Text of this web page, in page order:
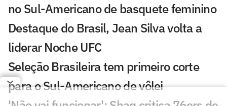
no Sul-Americano de basquete feminino
Destaque do Brasil, Jean Silva volta a
liderar Noche UFC
Seleção Brasileira tem primeiro corte
para o Sul-Americano de vôlei